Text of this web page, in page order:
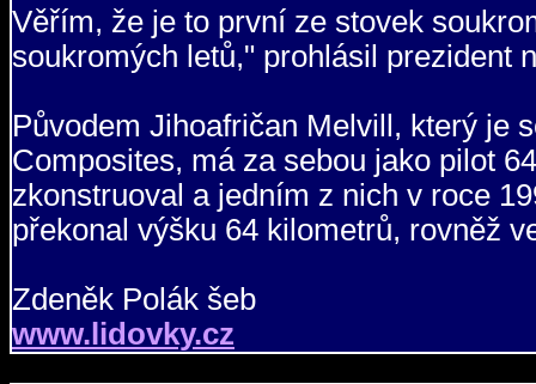
Věřím, že je to první ze stovek
soukromých letů," prohlásil prezident
Původem Jihoafričan Melvill, který je
Composites, má za sebou jako pilot
zkonstruoval a jedním z nich v roce
překonal výšku 64 kilometrů, rovněž
Zdeněk Polák šeb
www.lidovky.cz